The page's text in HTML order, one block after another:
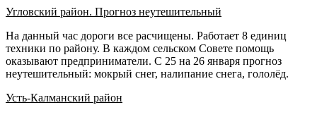
Угловский район. Прогноз неутешительный
На данный час дороги все расчищены. Работает 8 единиц
техники по району. В каждом сельском Совете помощь
оказывают предприниматели. С 25 на 26 января прогноз
неутешительный: мокрый снег, налипание снега, гололёд.
Усть-Калманский район